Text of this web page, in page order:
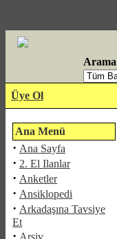
Arama
Üye Ol
Ana Menü
· Ana Sayfa
· 2. El Ilanlar
· Anketler
· Ansiklopedi
· Arkadaşına Tavsiye
Et
· Arşiv